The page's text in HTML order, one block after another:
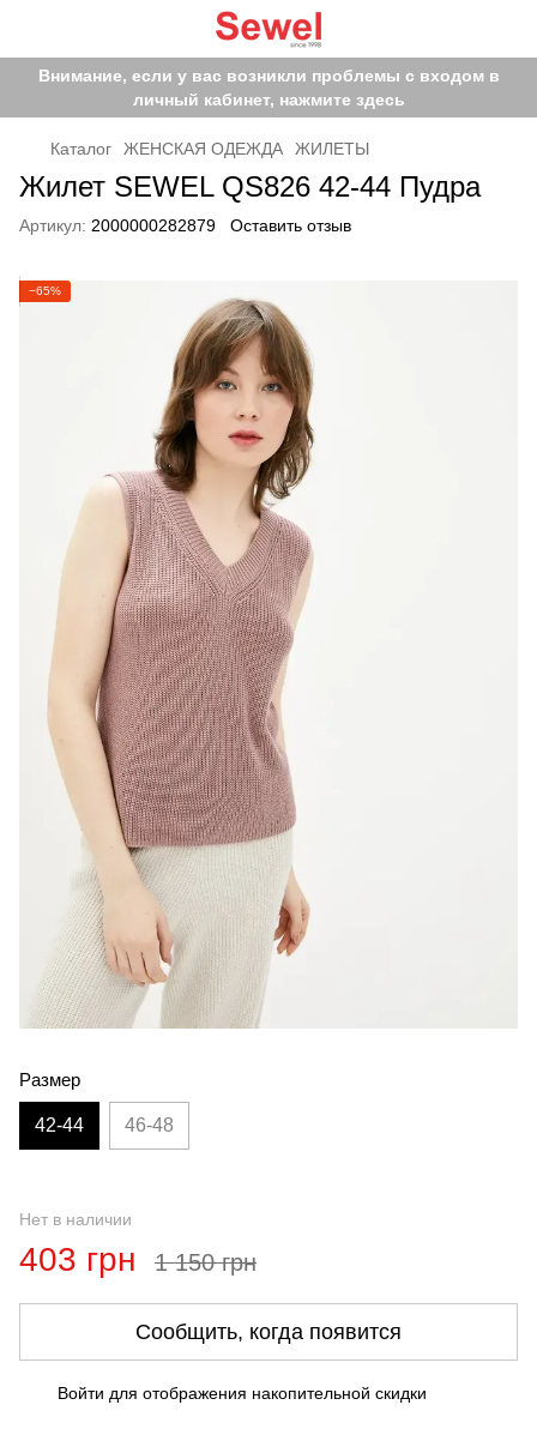
Внимание, если у вас возникли проблемы с входом в
личный кабинет, нажмите здесь
Каталог ЖЕНСКАЯ ОДЕЖДА ЖИЛЕТЫ
Жилет SEWEL QS826 42-44 Пудра
Артикул: 2000000282879 Оставить отзыв
−65%
Размер
42-44 46-48
Нет в наличии
403 грн 1 150 грн
Сообщить, когда появится
Войти для отображения накопительной скидки